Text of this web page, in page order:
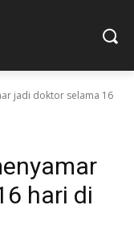
jadi doktor selama 16
hari di